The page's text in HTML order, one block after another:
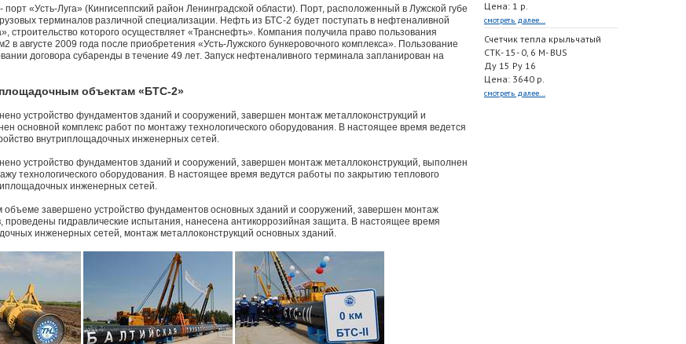
«Усть-Луга» (Кингисеппский район Ленинградской области). Порт, расположенный в Лужской губе
терминалов различной специализации. Нефть из БТС-2 будет поступать в нефтеналивной
строительство которого осуществляет «Транснефть». Компания получила право пользования
в августе 2009 года после приобретения «Усть-Лужского бункеровочного комплекса». Пользование
договора субаренды в течение 49 лет. Запуск нефтеналивного терминала запланирован на
объектам «БТС-2»
устройство фундаментов зданий и сооружений, завершен монтаж металлоконструкций и
основной комплекс работ по монтажу технологического оборудования. В настоящее время ведется
внутриплощадочных инженерных сетей.
устройство фундаментов зданий и сооружений, завершен монтаж металлоконструкций, выполнен
технологического оборудования. В настоящее время ведутся работы по закрытию теплового
инженерных сетей.
объеме завершено устройство фундаментов основных зданий и сооружений, завершен монтаж
проведены гидравлические испытания, нанесена антикоррозийная защита. В настоящее время
инженерных сетей, монтаж металлоконструкций основных зданий.
Цена: 1 р.
смотреть далее...
Счетчик тепла крыльчатый
СТК- 15- 0, 6 M- BUS
Ду 15 Ру 16
Цена: 3640 р.
смотреть далее...